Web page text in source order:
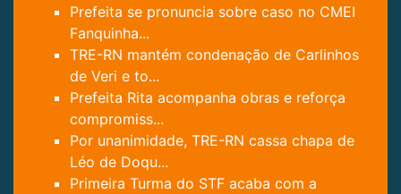
Prefeita se pronuncia sobre caso no CMEI
Fanquinha...
TRE-RN mantém condenação de Carlinhos
de Veri e to...
Prefeita Rita acompanha obras e reforça
compromiss...
Por unanimidade, TRE-RN cassa chapa de
Léo de Doqu...
Primeira Turma do STF acaba com a